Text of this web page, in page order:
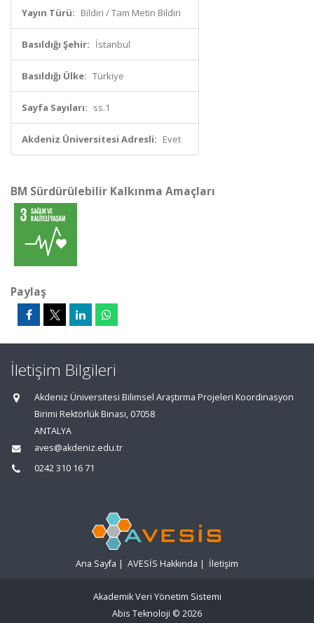
Yayın Türü: Bildiri / Tam Metin Bildiri
Basıldığı Şehir: İstanbul
Basıldığı Ülke: Türkiye
Sayfa Sayıları: ss.1
Akdeniz Üniversitesi Adresli: Evet
BM Sürdürülebilir Kalkınma Amaçları
Paylaş
İletişim Bilgileri
Akdeniz Üniversitesi Bilimsel Araştırma Projeleri Koordinasyon
Birimi Rektörlük Binası, 07058
ANTALYA
aves@akdeniz.edu.tr
0242 310 16 71
Ana Sayfa | AVESİS Hakkında | İletişim
Akademik Veri Yönetim Sistemi
Abis Teknoloji © 2026